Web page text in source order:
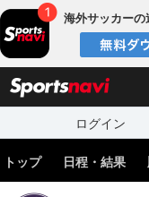
海外サッカー
ログイン
トップ 日程・結果